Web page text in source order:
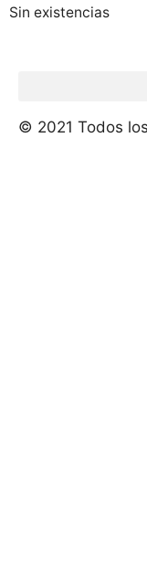
Sin existencias
© 2021 Todos